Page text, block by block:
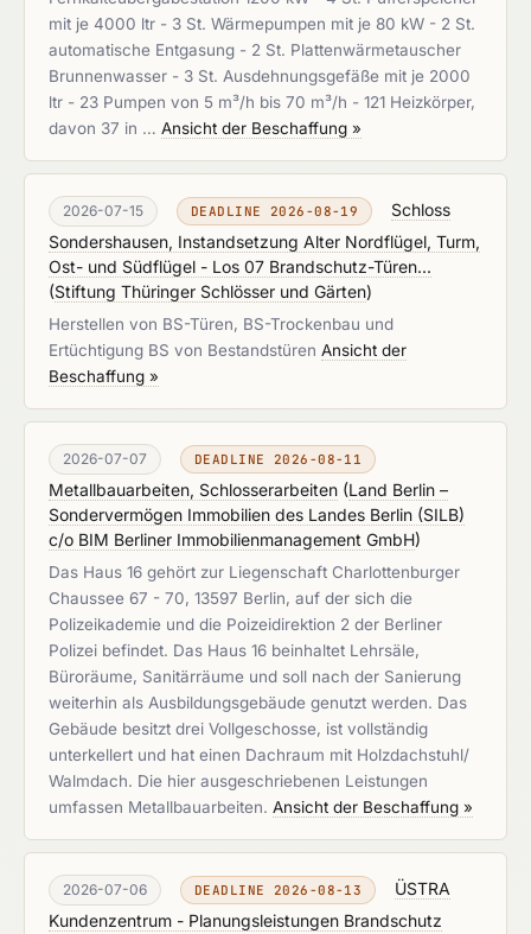
mit je 4000 ltr - 3 St. Wärmepumpen mit je 80 kW - 2 St.
automatische Entgasung - 2 St. Plattenwärmetauscher
Brunnenwasser - 3 St. Ausdehnungsgefäße mit je 2000
ltr - 23 Pumpen von 5 m³/h bis 70 m³/h - 121 Heizkörper,
davon 37 in … Ansicht der Beschaffung »
2026-07-15 DEADLINE 2026-08-19
Schloss
Sondershausen, Instandsetzung Alter Nordflügel, Turm,
Ost- und Südflügel - Los 07 Brandschutz-Türen...
(Stiftung Thüringer Schlösser und Gärten)
Herstellen von BS-Türen, BS-Trockenbau und
Ertüchtigung BS von Bestandstüren Ansicht der
Beschaffung »
2026-07-07 DEADLINE 2026-08-11
Metallbauarbeiten, Schlosserarbeiten (Land Berlin –
Sondervermögen Immobilien des Landes Berlin (SILB)
c/o BIM Berliner Immobilienmanagement GmbH)
Das Haus 16 gehört zur Liegenschaft Charlottenburger
Chaussee 67 - 70, 13597 Berlin, auf der sich die
Polizeikademie und die Poizeidirektion 2 der Berliner
Polizei befindet. Das Haus 16 beinhaltet Lehrsäle,
Büroräume, Sanitärräume und soll nach der Sanierung
weiterhin als Ausbildungsgebäude genutzt werden. Das
Gebäude besitzt drei Vollgeschosse, ist vollständig
unterkellert und hat einen Dachraum mit Holzdachstuhl/
Walmdach. Die hier ausgeschriebenen Leistungen
umfassen Metallbauarbeiten. Ansicht der Beschaffung »
2026-07-06 DEADLINE 2026-08-13
ÜSTRA
Kundenzentrum - Planungsleistungen Brandschutz